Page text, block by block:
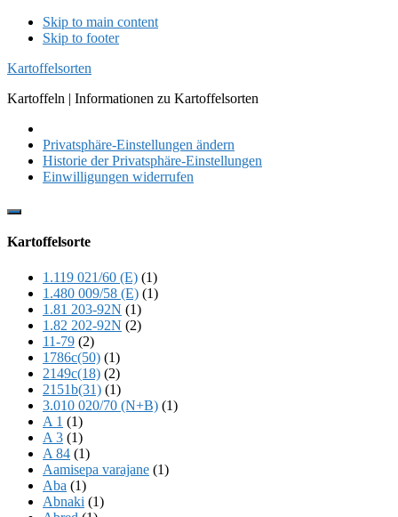
Skip to main content
Skip to footer
Kartoffelsorten
Kartoffeln | Informationen zu Kartoffelsorten
Privatsphäre-Einstellungen ändern
Historie der Privatsphäre-Einstellungen
Einwilligungen widerrufen
Show
Content
Kartoffelsorte
1.119 021/60 (E) (1)
1.480 009/58 (E) (1)
1.81 203-92N (1)
1.82 202-92N (2)
11-79 (2)
1786c(50) (1)
2149c(18) (2)
2151b(31) (1)
3.010 020/70 (N+B) (1)
A 1 (1)
A 3 (1)
A 84 (1)
Aamisepa varajane (1)
Aba (1)
Abnaki (1)